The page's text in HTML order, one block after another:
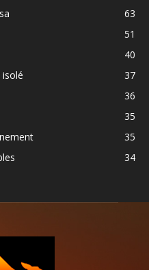
63
51
40
37
36
35
35
34